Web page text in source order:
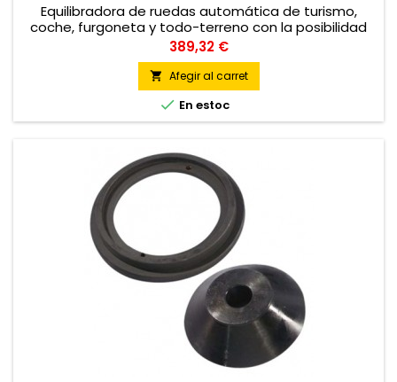
Equilibradora de ruedas automática de turismo,
coche, furgoneta y todo-terreno con la posibilidad
de equilibrar ruedas de moto
Preu
389,32 €
 Afegir al carret
 En estoc